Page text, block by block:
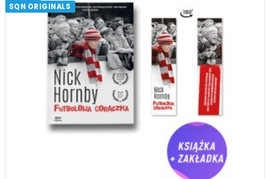
SQN ORIGINALS